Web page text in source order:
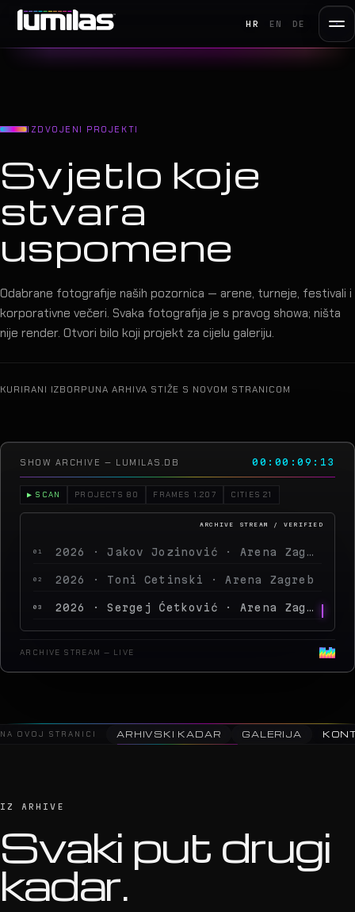
HR EN DE
IZDVOJENI PROJEKTI
Svjetlo koje
stvara
uspomene
Odabrane fotografije naših pozornica — arene, turneje, festivali i
korporativne večeri. Svaka fotografija je s pravog showa; ništa
nije render. Otvori bilo koji projekt za cijelu galeriju.
KURIRANI IZBORPUNA ARHIVA STIŽE S NOVOM STRANICOM
SHOW ARCHIVE — LUMILAS.DB 00:00:11:15
▶ SCAN PROJECTS 80 FRAMES 1.207 CITIES 21
01 2026 · Jakov Jozinović · Arena Zagreb
02 2026 · Toni Cetinski · Arena Zagreb
03 2026 · Sergej Ćetković · Arena Zagreb
2026 · Peđa Jovanović · Arena Zagreb
ARCHIVE STREAM — LIVE
NA OVOJ STRANICI ARHIVSKI KADAR GALERIJA
IZ ARHIVE
Svaki put drugi
kadar.